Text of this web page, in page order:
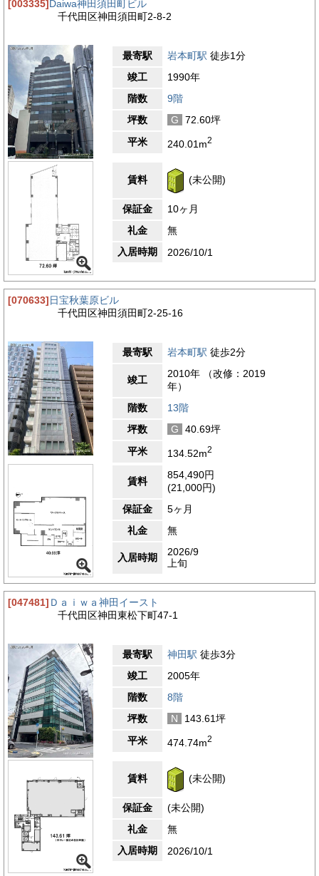
[003335]Daiwa神田須田町ビル
千代田区神田須田町2-8-2
最寄駅 岩本町駅 徒歩1分
竣工
1990年
階数
9階
坪数
G
72.60坪
平米
240.01m2
賃料 (未公開)
保証金
10ヶ月
礼金
無
入居時期
2026/10/1
[070633]日宝秋葉原ビル
千代田区神田須田町2-25-16
最寄駅 岩本町駅 徒歩2分
竣工
2010年 （改修：2019
年）
階数
13階
坪数
G
40.69坪
平米
134.52m2
賃料
854,490円
(21,000円)
保証金
5ヶ月
礼金
無
入居時期
2026/9
上旬
[047481] Ｄａｉｗａ神田イースト
千代田区神田東松下町47-1
最寄駅 神田駅 徒歩3分
竣工
2005年
階数
8階
坪数
N
143.61坪
平米
474.74m2
賃料 (未公開)
保証金
(未公開)
礼金
無
入居時期
2026/10/1